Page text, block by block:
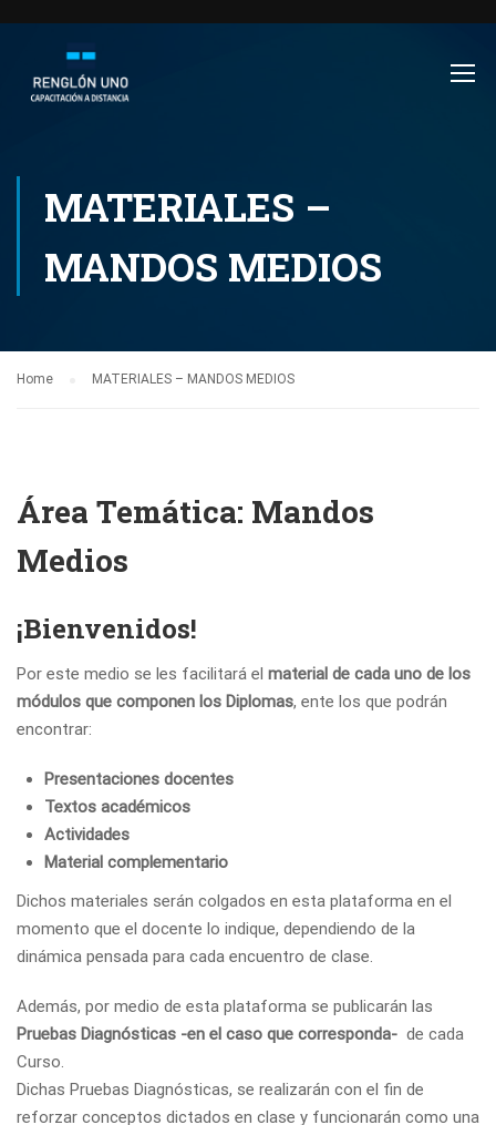
MATERIALES –
MANDOS MEDIOS
Home MATERIALES – MANDOS MEDIOS
Área Temática: Mandos
Medios
¡Bienvenidos!
Por este medio se les facilitará el material de cada uno de los
módulos que componen los Diplomas, ente los que podrán
encontrar:
Presentaciones docentes
Textos académicos
Actividades
Material complementario
Dichos materiales serán colgados en esta plataforma en el
momento que el docente lo indique, dependiendo de la
dinámica pensada para cada encuentro de clase.
Además, por medio de esta plataforma se publicarán las
Pruebas Diagnósticas -en el caso que corresponda- de cada
Curso.
Dichas Pruebas Diagnósticas, se realizarán con el fin de
reforzar conceptos dictados en clase y funcionarán como una